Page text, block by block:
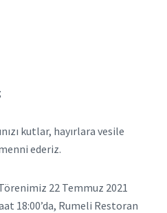
kutlar, hayırlara vesile
ederiz.
22 Temmuz 2021
18:00’da, Rumeli Restoran